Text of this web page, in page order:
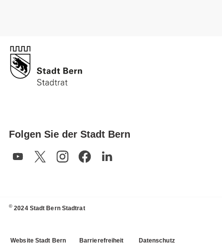
Folgen Sie der Stadt Bern
© 2024 Stadt Bern Stadtrat
Website Stadt Bern Barrierefreiheit Datenschutz